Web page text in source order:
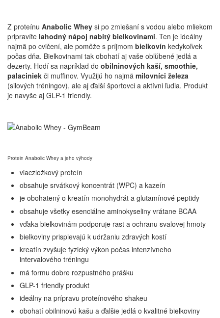
Z proteínu Anabolic Whey si po zmiešaní s vodou alebo mliekom
pripravíte lahodný nápoj nabitý bielkovinami. Ten je ideálny
najmä po cvičení, ale pomôže s príjmom bielkovín kedykoľvek
počas dňa. Bielkovinami tak obohatí aj vaše obľúbené jedlá a
dezerty. Hodí sa napríklad do obilninových kaší, smoothie,
palaciniek či muffinov. Využijú ho najmä milovníci železa
(silových tréningov), ale aj ďalší športovci a aktívni ľudia. Produkt
je navyše aj GLP-1 friendly.
Protein Anabolic Whey a jeho výhody
viaczložkový proteín
obsahuje srvátkový koncentrát (WPC) a kazeín
je obohatený o kreatín monohydrát a glutamínové peptidy
obsahuje všetky esenciálne aminokyseliny vrátane BCAA
vďaka bielkovinám podporuje rast a ochranu svalovej hmoty
bielkoviny prispievajú k udržaniu zdravých kostí
kreatín zvyšuje fyzický výkon počas intenzívneho
intervalového tréningu
má formu dobre rozpustného prášku
GLP-1 friendly produkt
ideálny na prípravu proteínového shakeu
obohatí obilninovú kašu a ďalšie jedlá o kvalitné bielkoviny